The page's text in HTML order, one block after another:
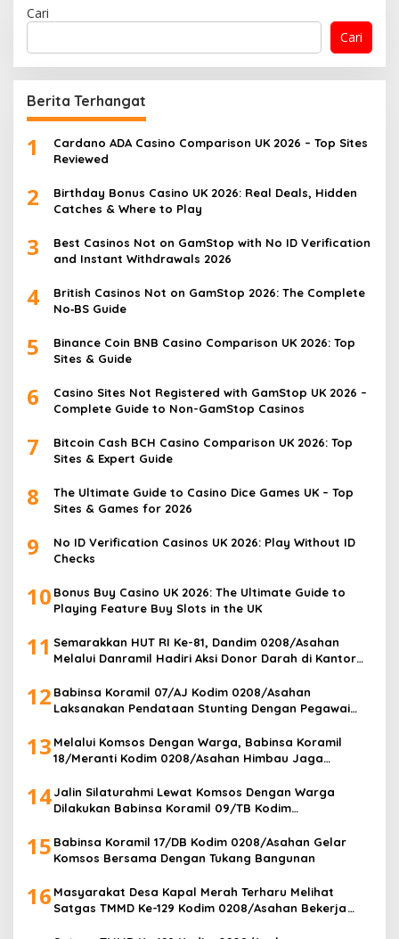
Cari
Cari
Berita Terhangat
1
Cardano ADA Casino Comparison UK 2026 – Top Sites
Reviewed
2
Birthday Bonus Casino UK 2026: Real Deals, Hidden
Catches & Where to Play
3
Best Casinos Not on GamStop with No ID Verification
and Instant Withdrawals 2026
4
British Casinos Not on GamStop 2026: The Complete
No‑BS Guide
5
Binance Coin BNB Casino Comparison UK 2026: Top
Sites & Guide
6
Casino Sites Not Registered with GamStop UK 2026 –
Complete Guide to Non-GamStop Casinos
7
Bitcoin Cash BCH Casino Comparison UK 2026: Top
Sites & Expert Guide
8
The Ultimate Guide to Casino Dice Games UK – Top
Sites & Games for 2026
9
No ID Verification Casinos UK 2026: Play Without ID
Checks
10 Bonus Buy Casino UK 2026: The Ultimate Guide to
Playing Feature Buy Slots in the UK
11 Semarakkan HUT RI Ke-81, Dandim 0208/Asahan
Melalui Danramil Hadiri Aksi Donor Darah di Kantor
12 Babinsa Koramil 07/AJ Kodim 0208/Asahan
Laksanakan Pendataan Stunting Dengan Pegawai
13 Melalui Komsos Dengan Warga, Babinsa Koramil
18/Meranti Kodim 0208/Asahan Himbau Jaga
14Jalin Silaturahmi Lewat Komsos Dengan Warga
Dilakukan Babinsa Koramil 09/TB Kodim
15 Babinsa Koramil 17/DB Kodim 0208/Asahan Gelar
Komsos Bersama Dengan Tukang Bangunan
16 Masyarakat Desa Kapal Merah Terharu Melihat
Satgas TMMD Ke-129 Kodim 0208/Asahan Bekerja